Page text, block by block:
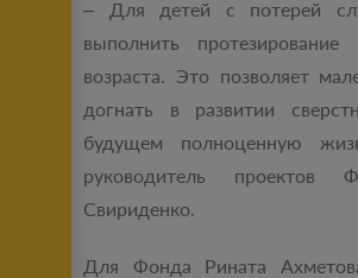
– Для детей с потерей
выполнить
возраста. Это позволяет
догнать в развитии
будущем полноценную
руководитель проектов
Свириденко.
Для Фонда Рината